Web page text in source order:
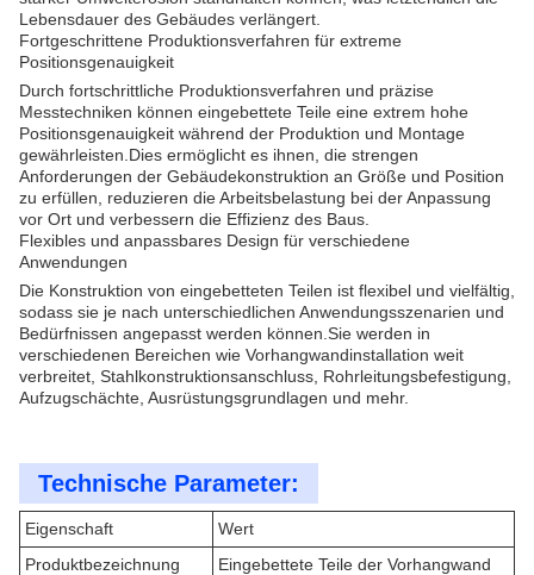
Lebensdauer des Gebäudes verlängert.
Fortgeschrittene Produktionsverfahren für extreme
Positionsgenauigkeit
Durch fortschrittliche Produktionsverfahren und präzise
Messtechniken können eingebettete Teile eine extrem hohe
Positionsgenauigkeit während der Produktion und Montage
gewährleisten.Dies ermöglicht es ihnen, die strengen
Anforderungen der Gebäudekonstruktion an Größe und Position
zu erfüllen, reduzieren die Arbeitsbelastung bei der Anpassung
vor Ort und verbessern die Effizienz des Baus.
Flexibles und anpassbares Design für verschiedene
Anwendungen
Die Konstruktion von eingebetteten Teilen ist flexibel und vielfältig,
sodass sie je nach unterschiedlichen Anwendungsszenarien und
Bedürfnissen angepasst werden können.Sie werden in
verschiedenen Bereichen wie Vorhangwandinstallation weit
verbreitet, Stahlkonstruktionsanschluss, Rohrleitungsbefestigung,
Aufzugschächte, Ausrüstungsgrundlagen und mehr.
Technische Parameter:
Eigenschaft
Wert
Produktbezeichnung
Eingebettete Teile der Vorhangwand